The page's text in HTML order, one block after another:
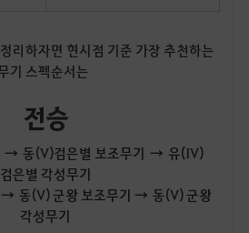
리하자면 현시점 기준 가장 추천하는
기 스펙순서는
전승
→ 동(V)검은별 보조무기 → 유(IV)
검은별 각성무기
동(V) 군왕 보조무기 → 동(V) 군왕
각성무기